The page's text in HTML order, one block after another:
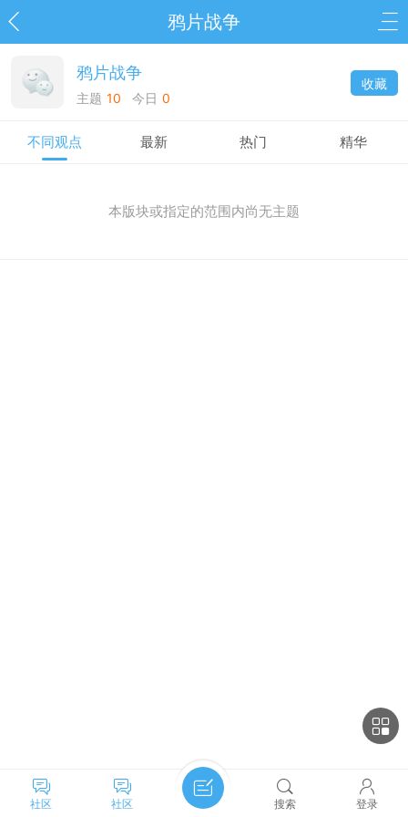
鸦片战争
鸦片战争
主题 10 今日 0
收藏
不同观点 最新 热门 精华
本版块或指定的范围内尚无主题
社区 社区 搜索 登录